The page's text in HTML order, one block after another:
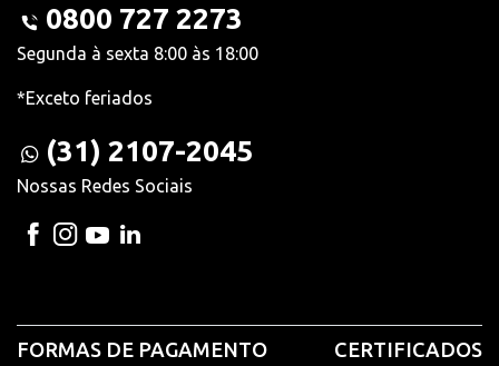
0800 727 2273
Segunda à sexta 8:00 às 18:00
*Exceto feriados
(31) 2107-2045
Nossas Redes Sociais
FORMAS DE PAGAMENTO CERTIFICADOS